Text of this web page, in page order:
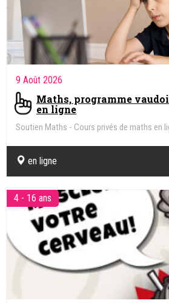
9 Août 2026
Maths, programme
en ligne
Soutien Maths - Cours privés de maths en
en ligne
4 - 16 ans